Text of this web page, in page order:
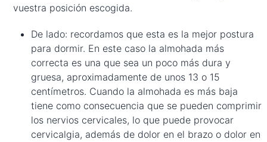
vuestra posición escogida.
De lado: recordamos que esta es la mejor postura
para dormir. En este caso la almohada más
correcta es una que sea un poco más dura y
gruesa, aproximadamente de unos 13 o 15
centímetros. Cuando la almohada es más baja
tiene como consecuencia que se pueden comprimir
los nervios cervicales, lo que puede provocar
cervicalgia, además de dolor en el brazo o dolor en